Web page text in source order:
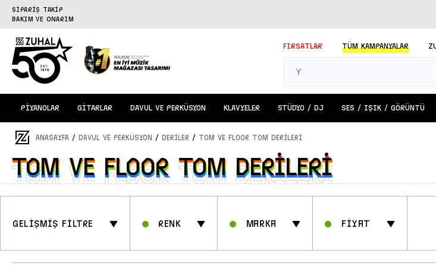
SİPARİŞ TAKİP
BAKIM VE ONARIM
FIRSATLAR TÜMKAMPANYALAR
PİYANOLAR GİTARLAR DAVUL VE PERKÜSYON KLAVYELER STÜDYO / DJ SES / IŞIK / GÖRÜNTÜ
ANASAYFA / DAVUL ve PERKÜSYON / DERİLER / TOM VE FLOOR TOM DERİLERİ
TOM VE FLOOR TOM DERİLERİ
TOM VE FLOOR TOM DERİLERİ
GELİŞMİŞ FİLTRE Renk Marka Fİyat